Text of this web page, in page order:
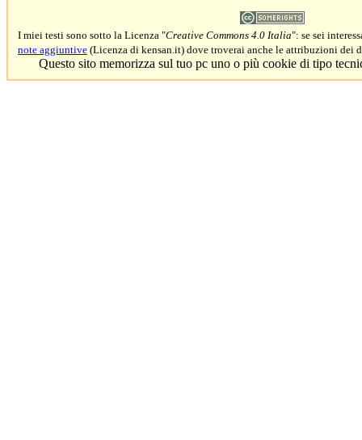
I miei testi sono sotto la Licenza "Creative Commons 4.0 Italia": se sei
note aggiuntive (Licenza di kensan.it) dove troverai anche le attribuzioni
Questo sito memorizza sul tuo pc uno o più cookie di tipo